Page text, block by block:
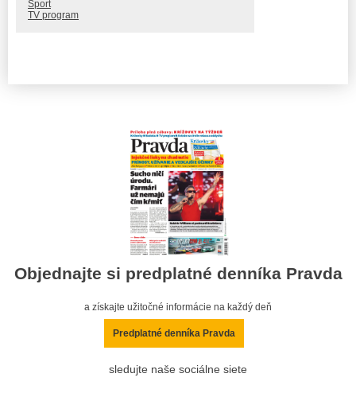
Šport
TV program
Objednajte si predplatné denníka Pravda
a získajte užitočné informácie na každý deň
Predplatné denníka Pravda
sledujte naše sociálne siete